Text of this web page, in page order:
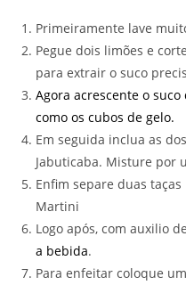
Primeiramente lave
Pegue dois limões e
para extrair o suco
Agora acrescente o
como os cubos de gelo.
Em seguida inclua as
Jabuticaba. Misture por
Enfim separe duas
Martini
Logo após, com auxilio
a bebida.
Para enfeitar coloque